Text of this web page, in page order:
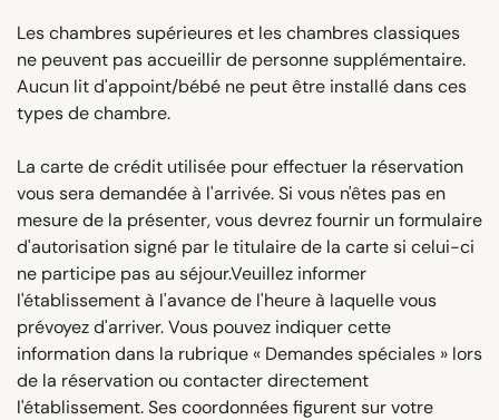
Les chambres supérieures et les chambres classiques
ne peuvent pas accueillir de personne supplémentaire.
Aucun lit d'appoint/bébé ne peut être installé dans ces
types de chambre.
La carte de crédit utilisée pour effectuer la réservation
vous sera demandée à l'arrivée. Si vous n'êtes pas en
mesure de la présenter, vous devrez fournir un formulaire
d'autorisation signé par le titulaire de la carte si celui-ci
ne participe pas au séjour.Veuillez informer
l'établissement à l'avance de l'heure à laquelle vous
prévoyez d'arriver. Vous pouvez indiquer cette
information dans la rubrique « Demandes spéciales » lors
de la réservation ou contacter directement
l'établissement. Ses coordonnées figurent sur votre